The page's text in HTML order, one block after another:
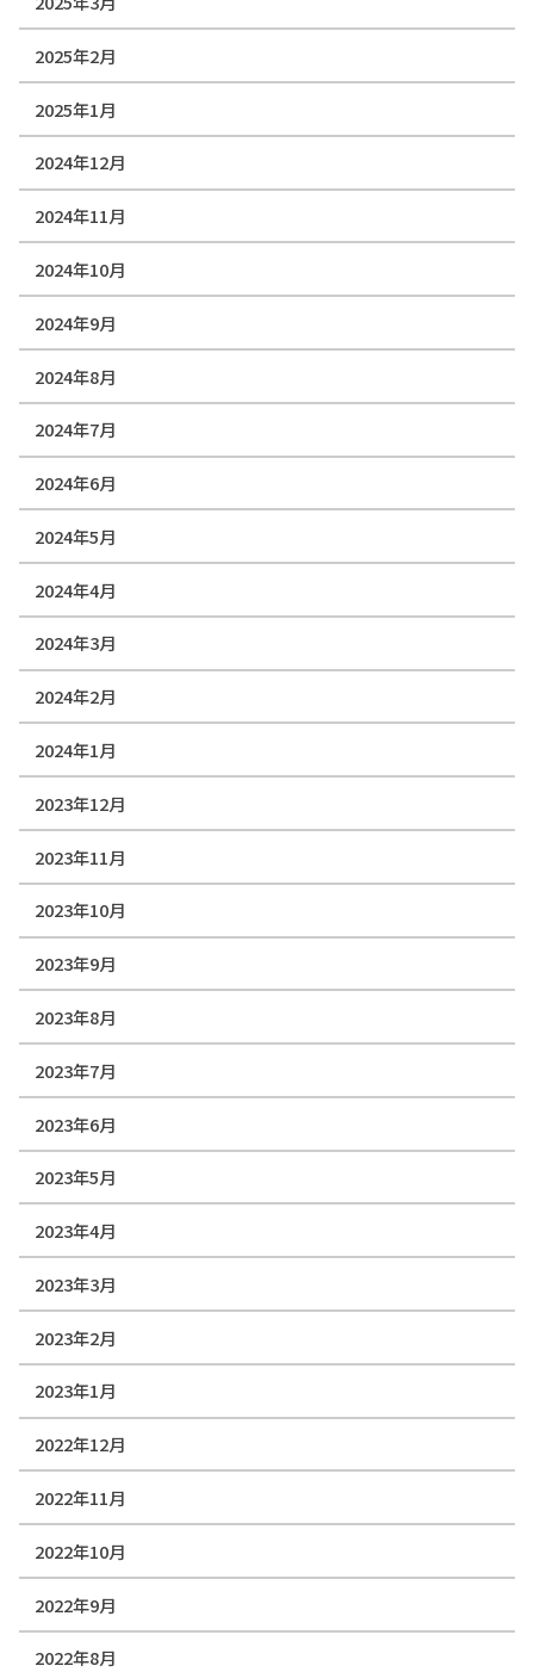
2025年2月
2025年1月
2024年12月
2024年11月
2024年10月
2024年9月
2024年8月
2024年7月
2024年6月
2024年5月
2024年4月
2024年3月
2024年2月
2024年1月
2023年12月
2023年11月
2023年10月
2023年9月
2023年8月
2023年7月
2023年6月
2023年5月
2023年4月
2023年3月
2023年2月
2023年1月
2022年12月
2022年11月
2022年10月
2022年9月
2022年8月